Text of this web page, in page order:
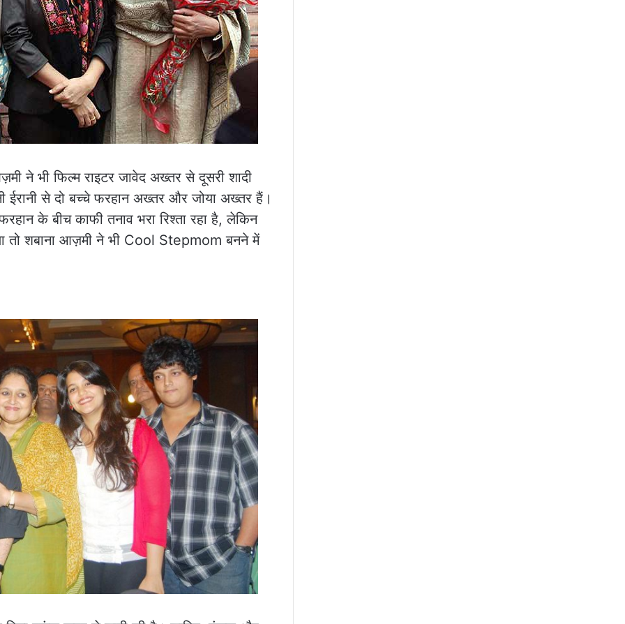
ने भी फिल्म राइटर जावेद अख्तर से दूसरी शादी
ईरानी से दो बच्चे फरहान अख्तर और जोया अख्तर हैं।
के बीच काफी तनाव भरा रिश्ता रहा है, लेकिन
तो शबाना आज़मी ने भी Cool Stepmom बनने में